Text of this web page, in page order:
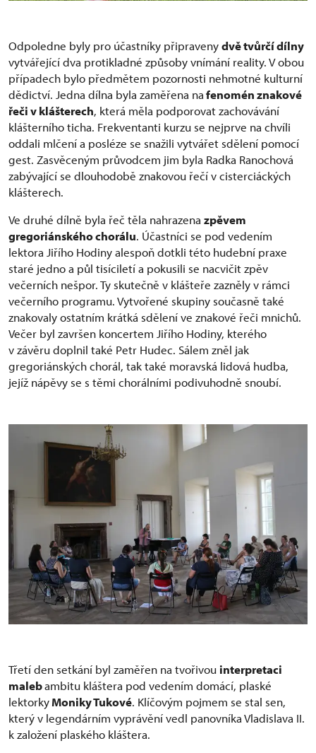
Odpoledne byly pro účastníky připravenydvě tvůrčí dílny
vytvářející dva protikladné způsoby vnímání reality. V obou
případech bylo předmětem pozornosti nehmotné kulturní
dědictví. Jedna dílna byla zaměřena nafenomén znakové
řeči v klášterech, která měla podporovat zachovávání
klášterního ticha. Frekventanti kurzu se nejprve na chvíli
oddali mlčení a posléze se snažili vytvářet sdělení pomocí
gest. Zasvěceným průvodcem jim byla Radka Ranochová
zabývající se dlouhodobě znakovou řečí v cisterciáckých
klášterech.
Ve druhé dílně byla řeč těla nahrazena zpěvem
gregoriánského chorálu. Účastníci se pod vedením
lektora Jiřího Hodiny alespoň dotkli této hudební praxe
staré jedno a půl tisíciletí a pokusili se nacvičit zpěv
večerních nešpor. Ty skutečně v klášteře zazněly v rámci
večerního programu. Vytvořené skupiny současně také
znakovaly ostatním krátká sdělení ve znakové řeči mnichů.
Večer byl završen koncertem Jiřího Hodiny, kterého
v závěru doplnil také Petr Hudec. Sálem zněl jak
gregoriánských chorál, tak také moravská lidová hudba,
jejíž nápěvy se s těmi chorálními podivuhodně snoubí.
Třetí den setkání byl zaměřen na tvořivou interpretaci
malebambitu kláštera pod vedením domácí, plaské
lektorkyMoniky Tukové. Klíčovým pojmem se stal sen,
který v legendárním vyprávění vedl panovníka Vladislava II.
k založení plaského kláštera.